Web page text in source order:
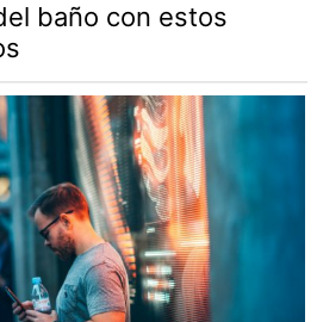
baño con estos